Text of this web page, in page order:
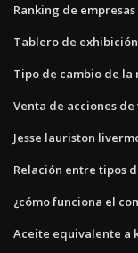
Ranking de
Tablero de
Tipo de cambio de
Venta de acciones
Jesse lauriston
Relación entre tipos
¿cómo funciona el
Aceite equivalente a